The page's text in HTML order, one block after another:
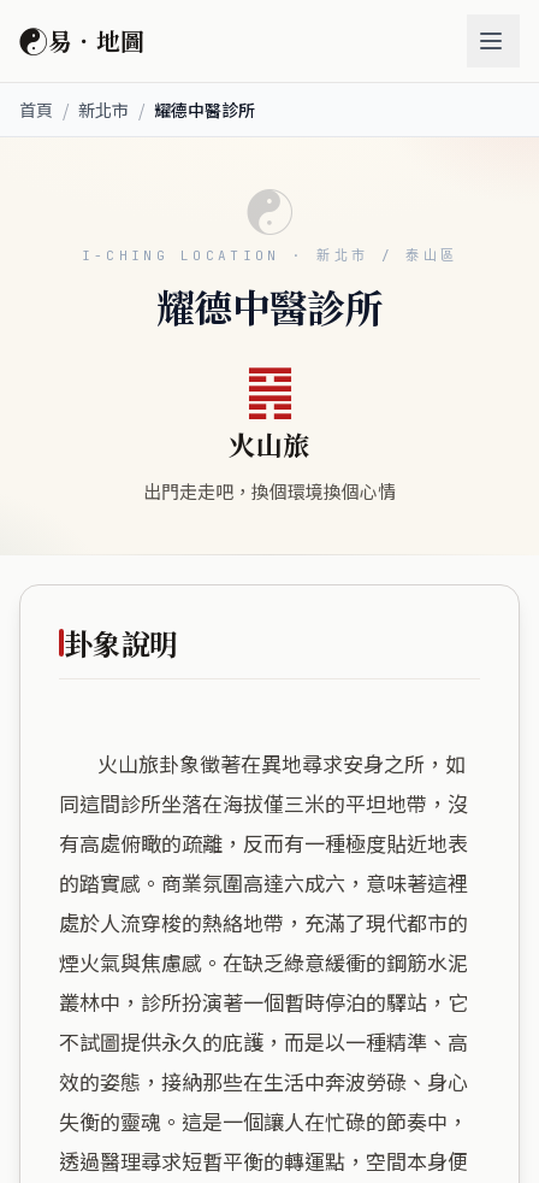
☯易．地圖
首頁 / 新北市 / 耀德中醫診所
☯
I-CHING LOCATION · 新北市 / 泰山區
耀德中醫診所
䷷
火山旅
出門走走吧，換個環境換個心情
卦象說明
同這間診所坐落在海拔僅三米的平坦地帶，沒
有高處俯瞰的疏離，反而有一種極度貼近地表
的踏實感。商業氛圍高達六成六，意味著這裡
處於人流穿梭的熱絡地帶，充滿了現代都市的
煙火氣與焦慮感。在缺乏綠意緩衝的鋼筋水泥
叢林中，診所扮演著一個暫時停泊的驛站，它
不試圖提供永久的庇護，而是以一種精準、高
效的姿態，接納那些在生活中奔波勞碌、身心
失衡的靈魂。這是一個讓人在忙碌的節奏中，
透過醫理尋求短暫平衡的轉運點，空間本身便